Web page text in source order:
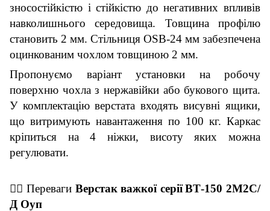
зносостійкістю і стійкістю до негативних впливів
навколишнього середовища. Товщина профілю
становить 2 мм. Стільниця OSB-24 мм забезпечена
оцинкованим чохлом товщиною 2 мм.
Пропонуємо варіант установки на робочу
поверхню чохла з нержавійки або букового щита.
У комплектацію верстата входять висувні ящики,
що витримують навантаження по 100 кг. Каркас
кріпиться на 4 ніжки, висоту яких можна
регулювати.
👇🏼 Переваги Верстак важкої серії ВТ-150 2М2С/
Д Оуп